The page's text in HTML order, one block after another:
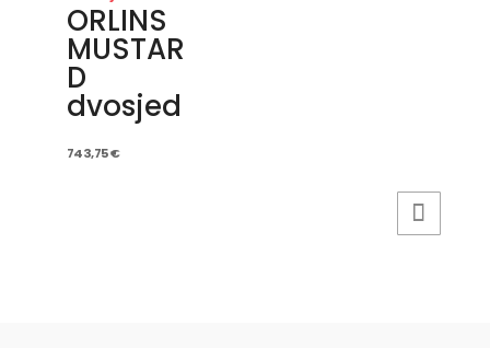
ORLINS
MUSTAR
D
dvosjed
743,75€